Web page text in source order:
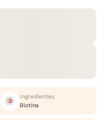
Ingredientes
Biotina